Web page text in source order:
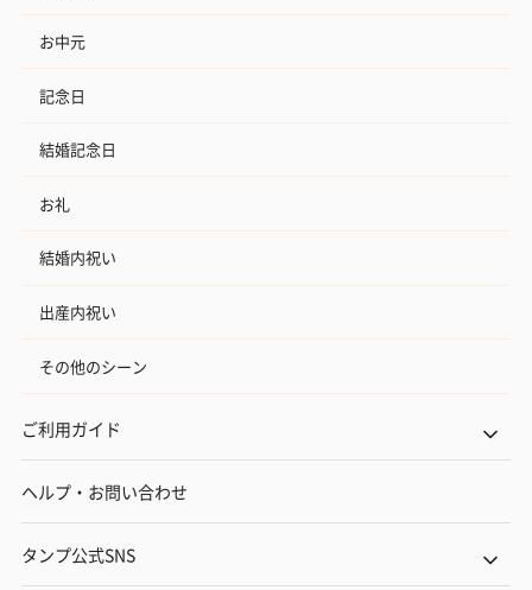
お中元
記念日
結婚記念日
お礼
結婚内祝い
出産内祝い
その他のシーン
ご利用ガイド
ヘルプ・お問い合わせ
タンプ公式SNS